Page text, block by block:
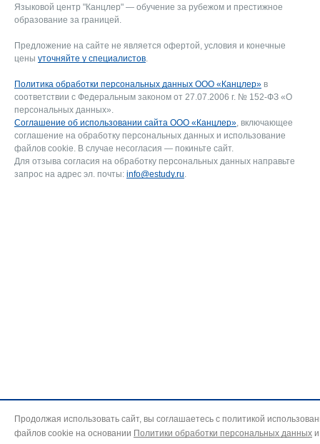
Языковой центр "Канцлер" — обучение за рубежом и престижное
образование за границей.
Предложение на сайте не является офертой, условия и конечные
цены уточняйте у специалистов.
Политика обработки персональных данных ООО «Канцлер» в
соответствии с Федеральным законом от 27.07.2006 г. № 152-ФЗ «О
персональных данных».
Соглашение об использовании сайта ООО «Канцлер», включающее
соглашение на обработку персональных данных и использование
файлов cookie. В случае несогласия — покиньте сайт.
Для отзыва согласия на обработку персональных данных направьте
запрос на адрес эл. почты: info@estudy.ru.
Продолжая использовать сайт, вы соглашаетесь с политикой
файлов cookie на основании Политики обработки персональных данных и